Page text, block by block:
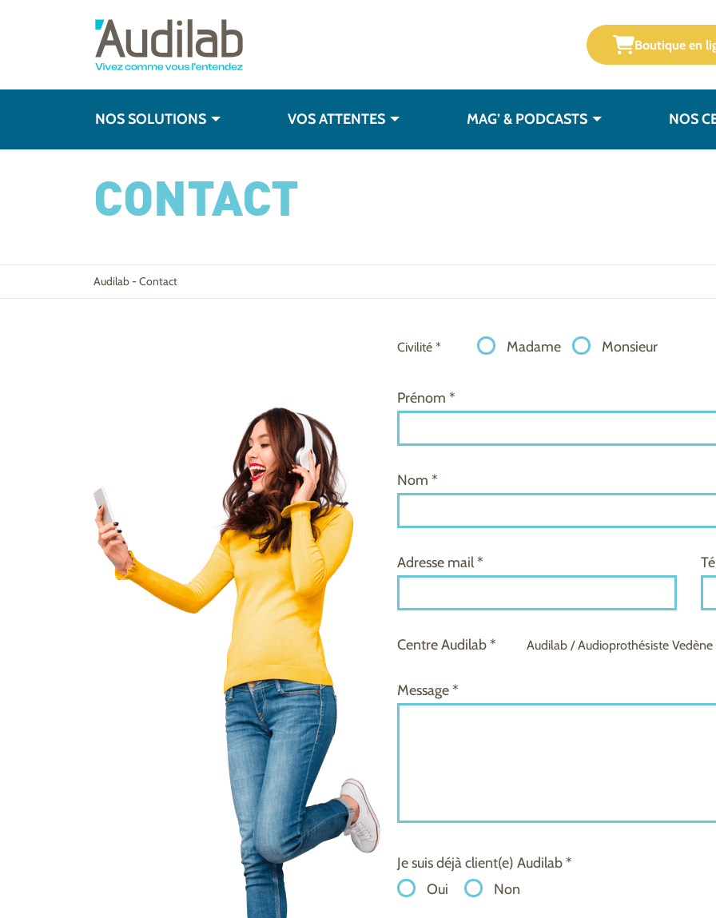
Boutique en
NOS SOLUTIONS VOS ATTENTES MAG’ & PODCASTS NOS
CONTACT
Audilab-Contact
Civilité * Madame Monsieur
Prénom *
Nom *
Adresse mail *
Centre Audilab * Audilab / Audioprothésiste Vedène
Message *
Je suis déjà client(e) Audilab *
Oui
Non